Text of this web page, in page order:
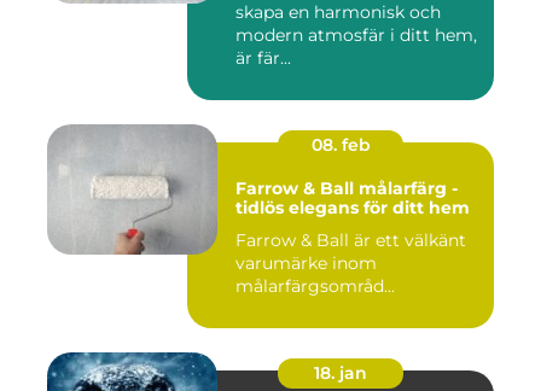
skapa en harmonisk och
modern atmosfär i ditt hem,
är fär...
08. feb
Farrow & Ball målarfärg -
tidlös elegans för ditt hem
Farrow & Ball är ett välkänt
varumärke inom
målarfärgsområd...
18. jan